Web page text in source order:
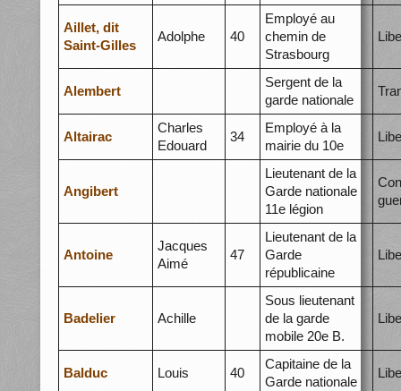
Aillet, dit
Saint-Gilles
Adolphe 40
Employé au
chemin de
Strasbourg
Alembert
Sergent de la
garde nationale
Altairac
Charles
Edouard
34
Employé à la
mairie du 10e
Angibert
Lieutenant de la
Garde nationale
11e légion
Antoine
Jacques
Aimé
47
Lieutenant de la
Garde
républicaine
Badelier Achille
Sous lieutenant
de la garde
mobile 20e B.
Balduc Louis 40
Capitaine de la
Garde nationale